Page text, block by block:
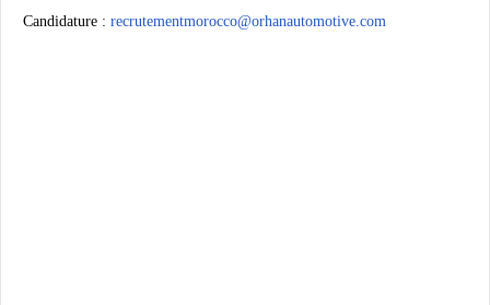
Candidature : recrutementmorocco@orhanautomotive.com